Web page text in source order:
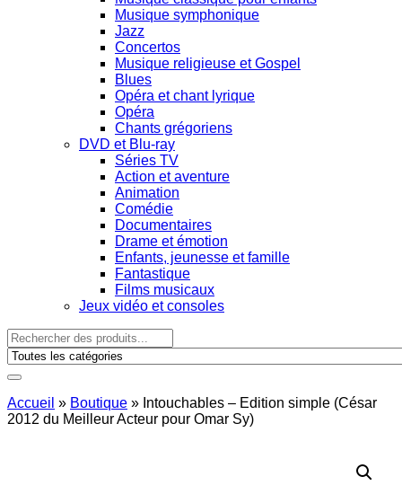
Musique symphonique
Jazz
Concertos
Musique religieuse et Gospel
Blues
Opéra et chant lyrique
Opéra
Chants grégoriens
DVD et Blu-ray
Séries TV
Action et aventure
Animation
Comédie
Documentaires
Drame et émotion
Enfants, jeunesse et famille
Fantastique
Films musicaux
Jeux vidéo et consoles
Accueil » Boutique » Intouchables – Edition simple (César
2012 du Meilleur Acteur pour Omar Sy)